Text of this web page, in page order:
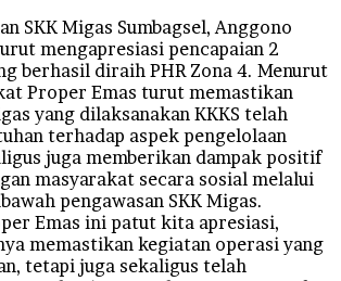
SKK Migas Sumbagsel, Anggono
mengapresiasi pencapaian 2
berhasil diraih PHR Zona 4. Menurut
Proper Emas turut memastikan
yang dilaksanakan KKKS telah
terhadap aspek pengelolaan
juga memberikan dampak positif
masyarakat secara sosial melalui
pengawasan SKK Migas.
Emas ini patut kita apresiasi,
memastikan kegiatan operasi yang
tetapi juga sekaligus telah